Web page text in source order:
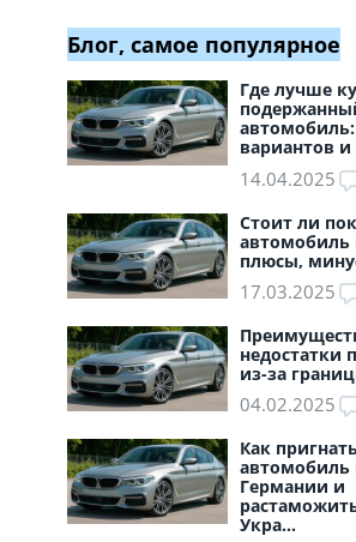
Блог, самое популярное
Где лучше
вариантов и
14.04.2025
Стоит ли
автомобиль
плюсы,
17.03.2025
недостатки
из-за
04.02.2025
Как пригнать
автомобиль
Германии и
Укра...